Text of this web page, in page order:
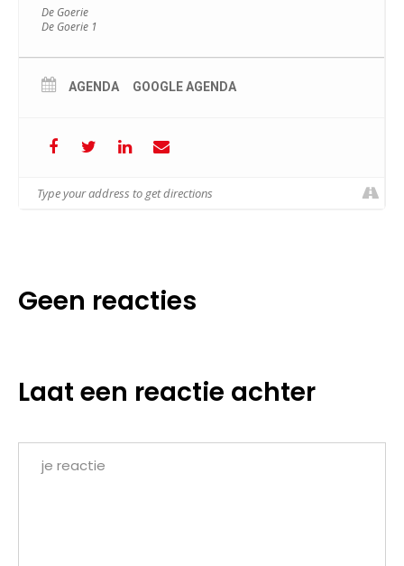
De Goerie
De Goerie 1
AGENDA GOOGLE AGENDA
Geen reacties
Laat een reactie achter